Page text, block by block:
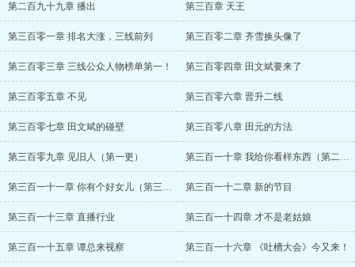
第二百九十九章 播出 第三百章 天王
第三百零一章 排名大涨，三线前列 第三百零二章 齐雪换头像了
第三百零三章 三线公众人物榜单第一！ 第三百零四章 田文斌要来了
第三百零五章 不见 第三百零六章 晋升二线
第三百零七章 田文斌的碰壁 第三百零八章 田元的方法
第三百零九章 见旧人（第一更） 第三百一十章 我给你看样东西（第二更）
第三百一十一章 你有个好女儿（第三更） 第三百一十二章 新的节目
第三百一十三章 直播行业 第三百一十四章 才不是老姑娘
第三百一十五章 谭总来视察 第三百一十六章 《吐槽大会》今又来！